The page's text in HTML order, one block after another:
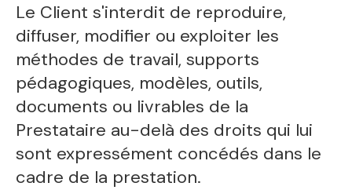
Le Client s'interdit de reproduire,
diffuser, modifier ou exploiter les
méthodes de travail, supports
pédagogiques, modèles, outils,
documents ou livrables de la
Prestataire au-delà des droits qui lui
sont expressément concédés dans le
cadre de la prestation.